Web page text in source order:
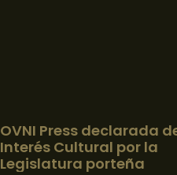
OVNI Press declarada
Interés Cultural por la
Legislatura porteña